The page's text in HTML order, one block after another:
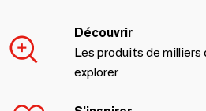
Découvrir
Les produits de milliers
explorer